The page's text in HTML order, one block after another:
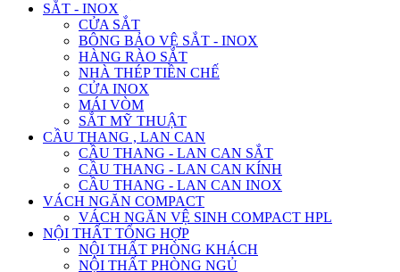
SẮT - INOX
CỬA SẮT
BÔNG BẢO VỆ SẮT - INOX
HÀNG RÀO SẮT
NHÀ THÉP TIỀN CHẾ
CỬA INOX
MÁI VÒM
SẮT MỸ THUẬT
CẦU THANG , LAN CAN
CẦU THANG - LAN CAN SẮT
CẦU THANG - LAN CAN KÍNH
CẦU THANG - LAN CAN INOX
VÁCH NGĂN COMPACT
VÁCH NGĂN VỆ SINH COMPACT HPL
NỘI THẤT TỔNG HỢP
NỘI THẤT PHÒNG KHÁCH
NỘI THẤT PHÒNG NGỦ